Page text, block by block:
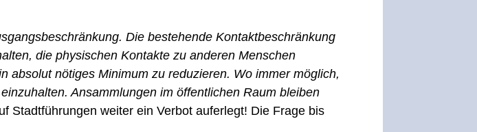
Die bestehende Kontaktbeschränkung
die physischen Kontakte zu anderen Menschen
absolut nötiges Minimum zu reduzieren. Wo immer möglich,
Ansammlungen im öffentlichen Raum bleiben
Stadtführungen weiter ein Verbot auferlegt! Die Frage bis